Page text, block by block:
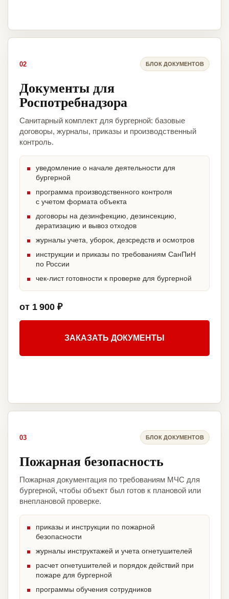
02 БЛОК ДОКУМЕНТОВ
Документы для
Роспотребнадзора
Санитарный комплект для бургерной: базовые
договоры, журналы, приказы и производственный
контроль.
уведомление о начале деятельности для
бургерной
программа производственного контроля
с учетом формата объекта
договоры на дезинфекцию, дезинсекцию,
дератизацию и вывоз отходов
журналы учета, уборок, дезсредств и осмотров
инструкции и приказы по требованиям СанПиН
по России
чек-лист готовности к проверке для бургерной
от 1 900 ₽
ЗАКАЗАТЬ ДОКУМЕНТЫ
03 БЛОК ДОКУМЕНТОВ
Пожарная безопасность
Пожарная документация по требованиям МЧС для
бургерной, чтобы объект был готов к плановой или
внеплановой проверке.
приказы и инструкции по пожарной
безопасности
журналы инструктажей и учета огнетушителей
расчет огнетушителей и порядок действий при
пожаре для бургерной
программы обучения сотрудников